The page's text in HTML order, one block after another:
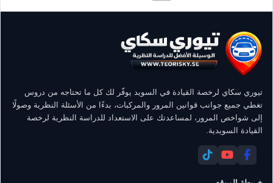
تيوري سكاي لرخصة القيادة في السويد يوفّر لك كل ما تحتاجه من دروس
تغطي جميع جوانب قوانين المرور والمركبات، بدءًا من الأسئلة النظرية وصولًا
إلى شواخص المرور، لمساعدتك على الاستعداد للدراسة النظرية لرخصة
القيادة السويدية.